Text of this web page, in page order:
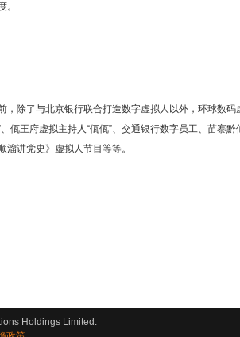
。
，除了与北京银行联合打造数字虚拟人以外，环球数
、佤王府虚拟主持人“佤佤”、交通银行数字员工、苗寨
溜讲党史》虚拟人节目等等。
Holdings Limited.